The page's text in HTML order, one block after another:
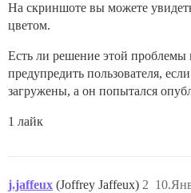
На скриншоте вы можете
цветом.
Есть ли решение этой
предупредить пользователя,
загружены, а он попытался
1 лайк
j.jaffeux (Joffrey Jaffeux) 2